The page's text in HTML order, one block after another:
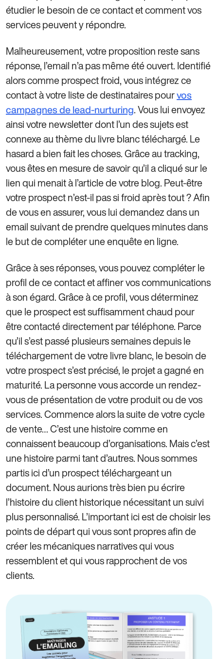
étudier le besoin de ce contact et comment vos
services peuvent y répondre.
Malheureusement, votre proposition reste sans
réponse, l’email n’a pas même été ouvert. Identifié
alors comme prospect froid, vous intégrez ce
contact à votre liste de destinataires pourvos
campagnes de lead-nurturing. Vous lui envoyez
ainsi votre newsletter dont l’un des sujets est
connexe au thème du livre blanc téléchargé. Le
hasard a bien fait les choses. Grâce au tracking,
vous êtes en mesure de savoir qu’il a cliqué sur le
lien qui menait à l’article de votre blog. Peut-être
votre prospect n’est-il pas si froid après tout ? Afin
de vous en assurer, vous lui demandez dans un
email suivant de prendre quelques minutes dans
le but de compléter une enquête en ligne.
Grâce à ses réponses, vous pouvez compléter le
profil de ce contact et affiner vos communications
à son égard. Grâce à ce profil, vous déterminez
que le prospect est suffisamment chaud pour
être contacté directement par téléphone. Parce
qu’il s’est passé plusieurs semaines depuis le
téléchargement de votre livre blanc, le besoin de
votre prospect s’est précisé, le projet a gagné en
maturité. La personne vous accorde un rendez-
vous de présentation de votre produit ou de vos
services. Commence alors la suite de votre cycle
de vente… C’est une histoire comme en
connaissent beaucoup d’organisations. Mais c’est
une histoire parmi tant d’autres. Nous sommes
partis ici d’un prospect téléchargeant un
document. Nous aurions très bien pu écrire
l’histoire du client historique nécessitant un suivi
plus personnalisé. L’important ici est de choisir les
points de départ qui vous sont propres afin de
créer les mécaniques narratives qui vous
ressemblent et qui vous rapprochent de vos
clients.